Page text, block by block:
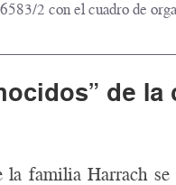
2 con el cuadro de
de
familia Harrach se